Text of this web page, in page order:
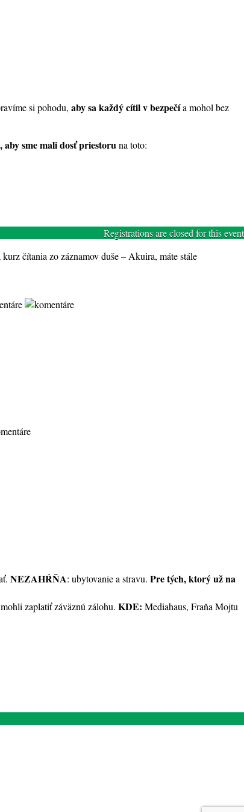
si pohodu, aby sa každý cítil v bezpečía mohol bez
sme mali dosť priestoruna toto:
Registrations are closed for this event
čítania zo záznamov duše – Akuira, máte stále
NEZAHŔŇA: ubytovanie a stravu. Pre tých, ktorý už na
zaplatiť záväznú zálohu. KDE: Mediahaus, Fraňa Mojtu